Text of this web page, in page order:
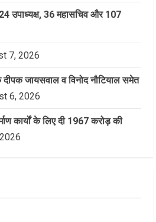
उपाध्यक्ष, 36 महासचिव और 107
7, 2026
जायसवाल व विनोद नौटियाल समेत
6, 2026
कार्यों के लिए दी 1967 करोड़ की